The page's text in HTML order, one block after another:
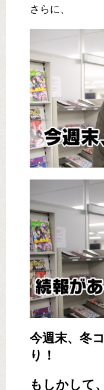
さらに、
今週末、冬
り！
もしかして